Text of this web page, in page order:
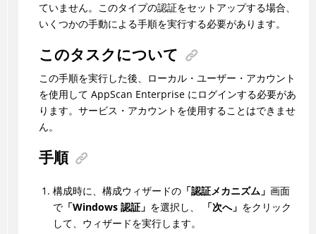
ていません。このタイプの認証をセットアップする場合、
いくつかの手動による手順を実行する必要があります。
このタスクについて
この手順を実行した後、ローカル・ユーザー・アカウント
を使用して AppScan Enterprise にログインする必要があ
ります。サービス・アカウントを使用することはできませ
ん。
手順
構成時に、構成ウィザードの「認証メカニズム」 画面
で「Windows 認証」 を選択し、 「次へ」 をクリック
して、ウィザードを実行します。